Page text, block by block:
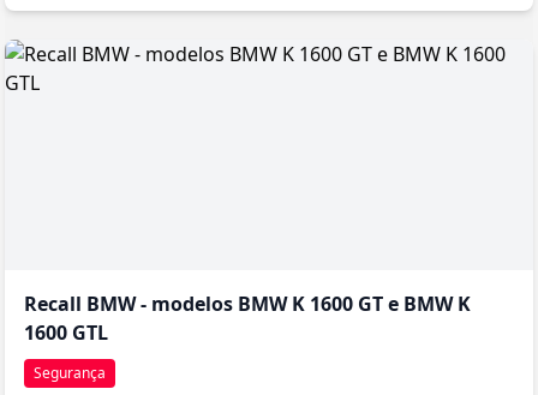
Recall BMW - modelos BMW K 1600 GT e BMW K
1600 GTL
Segurança